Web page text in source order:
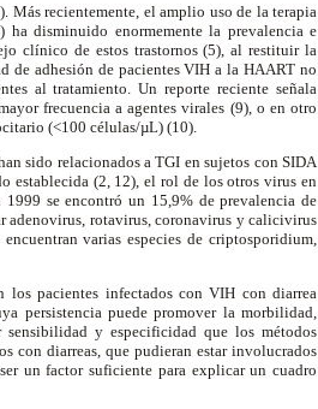
Más recientemente, el amplio uso de la terapia
disminuido enormemente la prevalencia e
clínico de estos trastornos (5), al restituir la
de adhesión de pacientes VIH a la HAART no
al tratamiento. Un reporte reciente señala
frecuencia a agentes virales (9), o en otro
(<100 células/µL) (10).
sido relacionados a TGI en sujetos con SIDA
establecida (2, 12), el rol de los otros virus en
se encontró un 15,9% de prevalencia de
adenovirus, rotavirus, coronavirus y calicivirus
varias especies de criptosporidium,
los pacientes infectados con VIH con diarrea
persistencia puede promover la morbilidad,
sensibilidad y especificidad que los métodos
con diarreas, que pudieran estar involucrados
un factor suficiente para explicar un cuadro